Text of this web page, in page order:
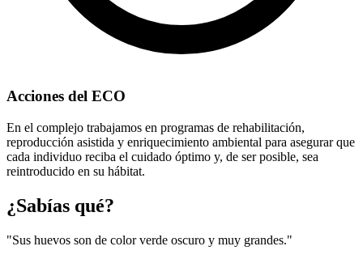
Acciones del ECO
En el complejo trabajamos en programas de rehabilitación,
reproducción asistida y enriquecimiento ambiental para asegurar que
cada individuo reciba el cuidado óptimo y, de ser posible, sea
reintroducido en su hábitat.
¿Sabías qué?
"Sus huevos son de color verde oscuro y muy grandes."